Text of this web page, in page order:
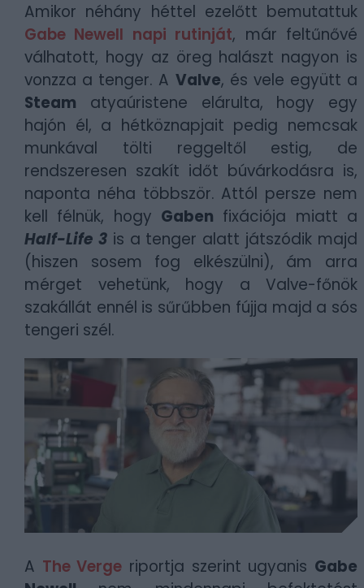
Amikor néhány héttel ezelőtt bemutattuk
Gabe Newell napi rutinját, már feltűnővé
válhatott, hogy az öreg halászt nagyon is
vonzza a tenger. A Valve, és vele együtt a
Steam atyaúristene elárulta, hogy egy
hajón él, a hétköznapjait pedig nemcsak
munkával tölti reggeltől estig, de
rendszeresen szakít időt búvárkodásra is,
naponta néha többször. Attól persze nem
kell félnük, hogy Gaben fixációja miatt a
Half-Life 3is a tenger alatt játszódik majd
(hiszen sosem fog elkészülni), ám arra
mérget vehetünk, hogy a Valve-főnök
szakállát ennél is sűrűbben fújja majd a sós
tengeri szél.
A The Verge riportja szerint ugyanis Gabe